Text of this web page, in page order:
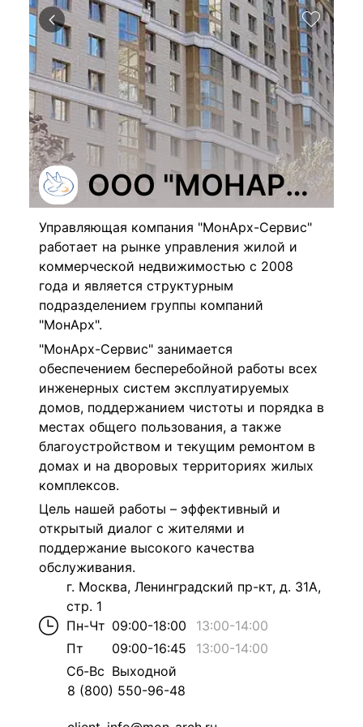
ООО "МОНАРХ-
Управляющая компания "МонАрх-Сервис"
работает на рынке управления жилой и
коммерческой недвижимостью с 2008
года и является структурным
подразделением группы компаний
"МонАрх".
"МонАрх-Сервис" занимается
обеспечением бесперебойной работы всех
инженерных систем эксплуатируемых
домов, поддержанием чистоты и порядка в
местах общего пользования, а также
благоустройством и текущим ремонтом в
домах и на дворовых территориях жилых
комплексов.
Цель нашей работы – эффективный и
открытый диалог с жителями и
поддержание высокого качества
обслуживания.
г. Москва, Ленинградский пр-кт, д. 31А,
стр. 1
Пн-Чт 09:00-18:00 13:00-14:00
Пт
09:00-16:45 13:00-14:00
Сб-Вс Выходной
8 (800) 550-96-48